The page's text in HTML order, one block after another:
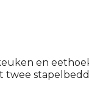
en
twee